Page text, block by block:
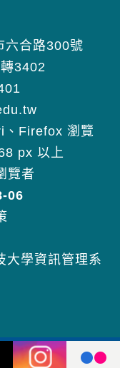
六合路300號
3402
、Firefox 瀏覽
px 以上
覽者
06
學資訊管理系
X Instagram